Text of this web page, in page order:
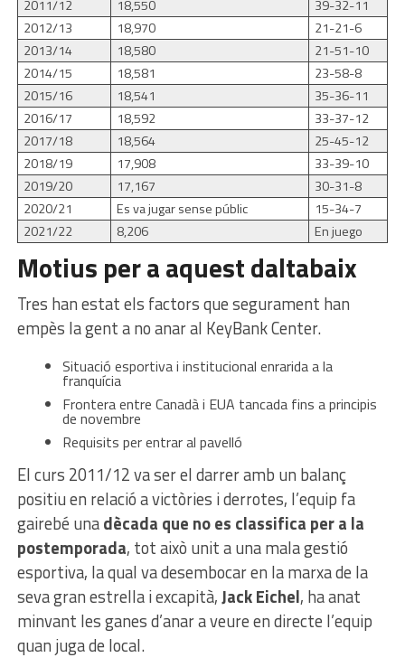
2011/12
18,550
39-32-11
2012/13
18,970
21-21-6
2013/14
18,580
21-51-10
2014/15
18,581
23-58-8
2015/16
18,541
35-36-11
2016/17
18,592
33-37-12
2017/18
18,564
25-45-12
2018/19
17,908
33-39-10
2019/20
17,167
30-31-8
2020/21
Es va jugar sense públic
15-34-7
2021/22
8,206 En juego
Motius per a aquest daltabaix
Tres han estat els factors que segurament han
empès la gent a no anar al KeyBank Center.
Situació esportiva i institucional enrarida a la
franquícia
Frontera entre Canadà i EUA tancada fins a principis
de novembre
Requisits per entrar al pavelló
El curs 2011/12 va ser el darrer amb un balanç
positiu en relació a victòries i derrotes, l’equip fa
gairebé unadècada que no es classifica per a la
postemporada, tot això unit a una mala gestió
esportiva, la qual va desembocar en la marxa de la
seva gran estrella i excapità,Jack Eichel, ha anat
minvant les ganes d’anar a veure en directe l’equip
quan juga de local.